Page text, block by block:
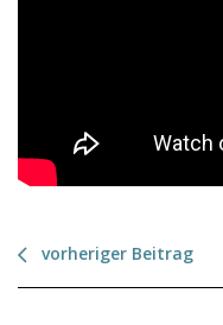
vorheriger Beitrag